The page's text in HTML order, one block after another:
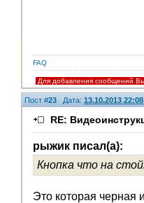
FAQ
Для добавления сообщений
Пост #23 Дата: 13.10.2013 22:08
RE:
рыжик писал(а):
Кнопка что на
Это которая черная